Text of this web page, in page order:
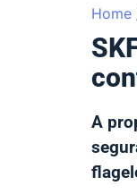
Home
A